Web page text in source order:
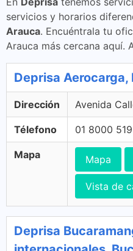
servicios y horarios
Arauca. Encuéntrala tu
Arauca más cercana aquí.
Deprisa Aerocarga,
Dirección Avenida
Télefono 01 8000
Mapa Mapa
Vista de
Deprisa